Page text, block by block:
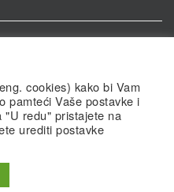
Vukovar, Hrvatska
2026
cookies) kako bi Vam
pamteći Vaše postavke i
"U redu" pristajete na
urediti postavke